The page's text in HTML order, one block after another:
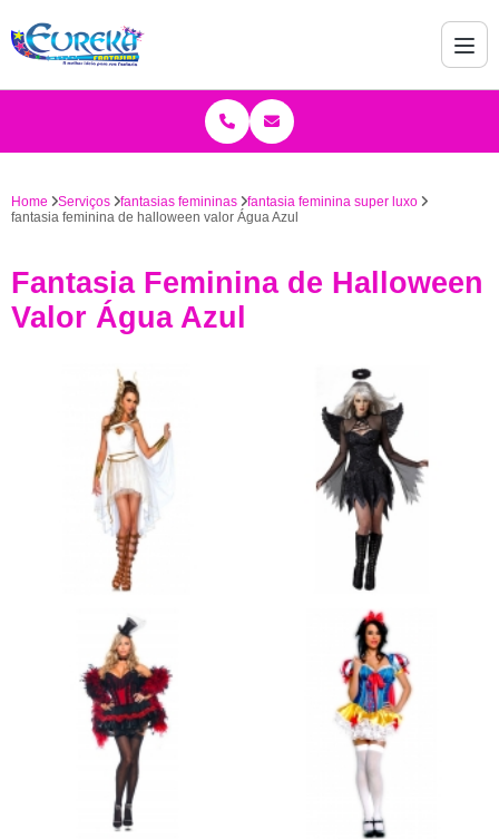
Home Serviços fantasias femininas
fantasia feminina super luxo
fantasia feminina de halloween valor Água Azul
Fantasia Feminina de Halloween
Valor Água Azul